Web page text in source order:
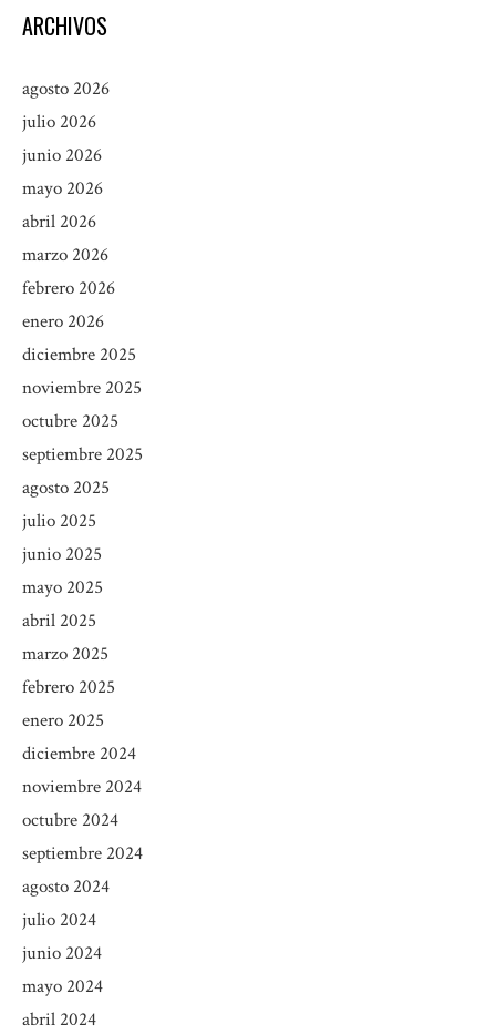
ARCHIVOS
agosto 2026
julio 2026
junio 2026
mayo 2026
abril 2026
marzo 2026
febrero 2026
enero 2026
diciembre 2025
noviembre 2025
octubre 2025
septiembre 2025
agosto 2025
julio 2025
junio 2025
mayo 2025
abril 2025
marzo 2025
febrero 2025
enero 2025
diciembre 2024
noviembre 2024
octubre 2024
septiembre 2024
agosto 2024
julio 2024
junio 2024
mayo 2024
abril 2024